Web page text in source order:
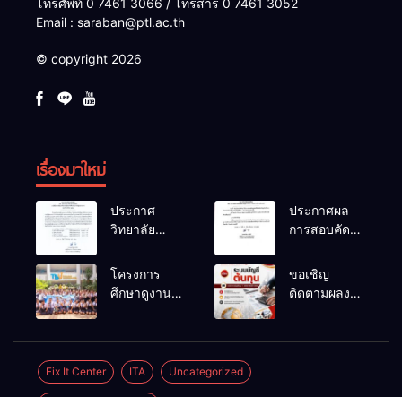
Email : saraban@ptl.ac.th
© copyright 2026
เรื่องมาใหม่
ประกาศ
วิทยาลัย
เรื่อง ประกาศ
ผลการ
พิจารณาแผน
โครงการ
พัฒนา
ศักยภาพผู้
ประกาศผล
การสอบคัด
ลูกจ้าง
ชั่วคราว
รถยนต์
โครงการ
ศึกษาดูงาน
ปวช.๑ แผนก
วิชา
ขอเชิญ
ติดตามผลงาน
Fix It Center ITA Uncategorized